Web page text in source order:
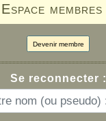
Espace membres
Devenir membre
Se reconnecter :